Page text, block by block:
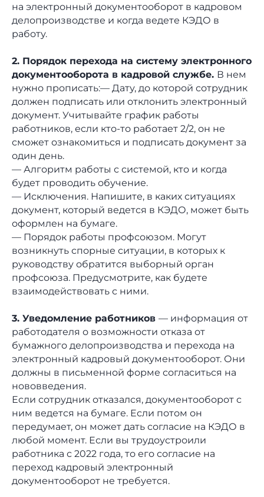
на электронный документооборот в кадровом
делопроизводстве и когда ведете КЭДО в
работу.
2. Порядок перехода на систему электронного
документооборота в кадровой службе. В нем
нужно прописать:— Дату, до которой сотрудник
должен подписать или отклонить электронный
документ. Учитывайте график работы
работников, если кто-то работает 2/2, он не
сможет ознакомиться и подписать документ за
один день.
— Алгоритм работы с системой, кто и когда
будет проводить обучение.
— Исключения. Напишите, в каких ситуациях
документ, который ведется в КЭДО, может быть
оформлен на бумаге.
— Порядок работы профсоюзом. Могут
возникнуть спорные ситуации, в которых к
руководству обратится выборный орган
профсоюза. Предусмотрите, как будете
взаимодействовать с ними.
3. Уведомление работников — информация от
работодателя о возможности отказа от
бумажного делопроизводства и перехода на
электронный кадровый документооборот. Они
должны в письменной форме согласиться на
нововведения.
Если сотрудник отказался, документооборот с
ним ведется на бумаге. Если потом он
передумает, он может дать согласие на КЭДО в
любой момент. Если вы трудоустроили
работника с 2022 года, то его согласие на
переход кадровый электронный
документооборот не требуется.